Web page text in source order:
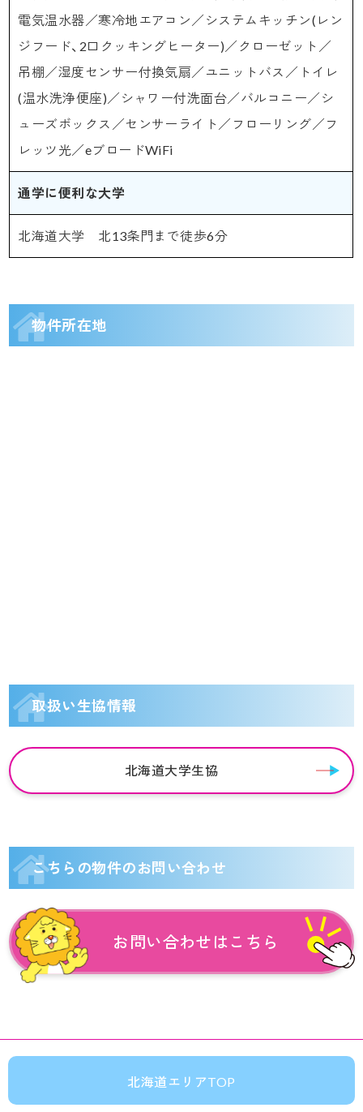
電気温水器／寒冷地エアコン／システムキッチン(レン
ジフード、2口クッキングヒーター)／クローゼット／
吊棚／湿度センサー付換気扇／ユニットバス／トイレ
(温水洗浄便座)／シャワー付洗面台／バルコニー／シ
ューズボックス／センサーライト／フローリング／フ
レッツ光／eブロードWiFi
通学に便利な大学
北海道大学 北13条門まで徒歩6分
物件所在地
取扱い生協情報
北海道大学生協
こちらの物件のお問い合わせ
お問い合わせはこちら
北海道エリアTOP